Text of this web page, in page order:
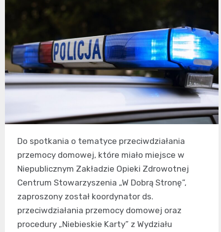
Do spotkania o tematyce przeciwdziałania
przemocy domowej, które miało miejsce w
Niepublicznym Zakładzie Opieki Zdrowotnej
Centrum Stowarzyszenia „W Dobrą Stronę”,
zaproszony został koordynator ds.
przeciwdziałania przemocy domowej oraz
procedury „Niebieskie Karty” z Wydziału